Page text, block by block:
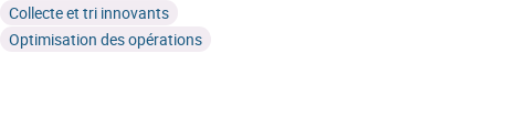
Collecte et tri innovants
Optimisation des opérations